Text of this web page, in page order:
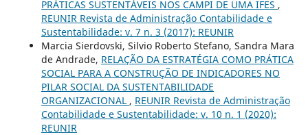
PRÁTICAS SUSTENTÁVEIS NOS CAMPI DE UMA IFES ,
REUNIR Revista de Administração Contabilidade e
Sustentabilidade: v. 7 n. 3 (2017): REUNIR
Marcia Sierdovski, Silvio Roberto Stefano, Sandra Mara
de Andrade, RELAÇÃO DA ESTRATÉGIA COMO PRÁTICA
SOCIAL PARA A CONSTRUÇÃO DE INDICADORES NO
PILAR SOCIAL DA SUSTENTABILIDADE
ORGANIZACIONAL , REUNIR Revista de Administração
Contabilidade e Sustentabilidade: v. 10 n. 1 (2020):
REUNIR